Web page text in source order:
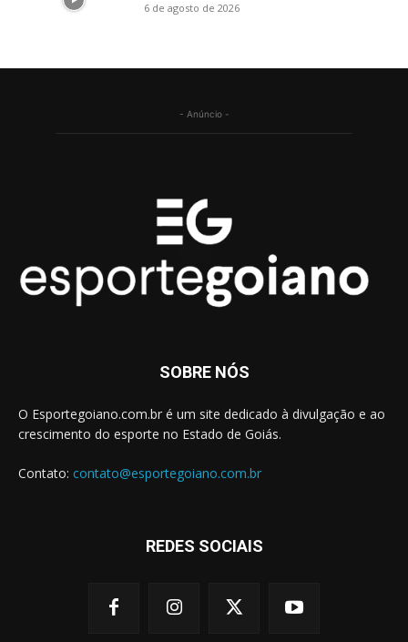
6 de agosto de 2026
- Anúncio -
SOBRE NÓS
O Esportegoiano.com.br é um site dedicado à divulgação e ao
crescimento do esporte no Estado de Goiás.
Contato: contato@esportegoiano.com.br
REDES SOCIAIS